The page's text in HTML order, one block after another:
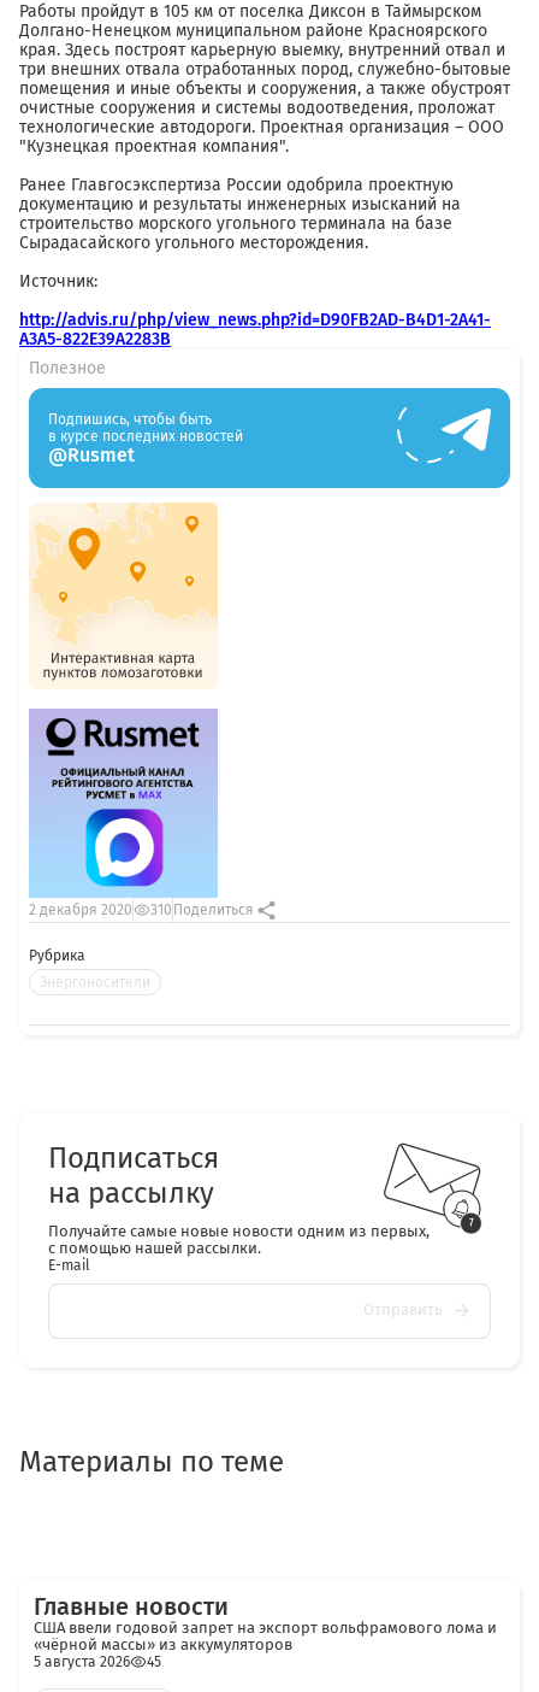
Работы пройдут в 105 км от поселка Диксон в Таймырском
Долгано-Ненецком муниципальном районе Красноярского
края. Здесь построят карьерную выемку, внутренний отвал и
три внешних отвала отработанных пород, служебно-бытовые
помещения и иные объекты и сооружения, а также обустроят
очистные сооружения и системы водоотведения, проложат
технологические автодороги. Проектная организация – ООО
"Кузнецкая проектная компания".
Ранее Главгосэкспертиза России одобрила проектную
документацию и результаты инженерных изысканий на
строительство морского угольного терминала на базе
Сырадасайского угольного месторождения.
Источник:
http://advis.ru/php/view_news.php?id=D90FB2AD-B4D1-2A41-
A3A5-822E39A2283B
Рубрика
Энергоносители
2 декабря 2020 310 Поделиться
Полезное
Подпишись, чтобы быть
в курсе последних новостей
@Rusmet
Подписаться
на рассылку
Получайте самые новые новости одним из первых,
с помощью нашей рассылки.
E-mail
Отправить
Материалы по теме
Главные новости
США ввели годовой запрет на экспорт вольфрамового лома и
«чёрной массы» из аккумуляторов
5 августа 2026 45